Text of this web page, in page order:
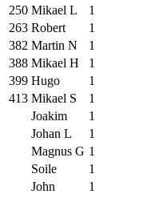
250 Mikael L
1
263 Robert
1
382 Martin N
1
388 Mikael H
1
399 Hugo
1
413 Mikael S
1
Joakim
1
Johan L
1
Magnus G 1
Soile
1
John
1